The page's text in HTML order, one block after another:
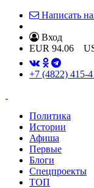
Написать
Вход
EUR 94.06
+7 (4822) 415-
Политика
Истории
Афиша
Первые
Блоги
Спецпроекты
ТОП